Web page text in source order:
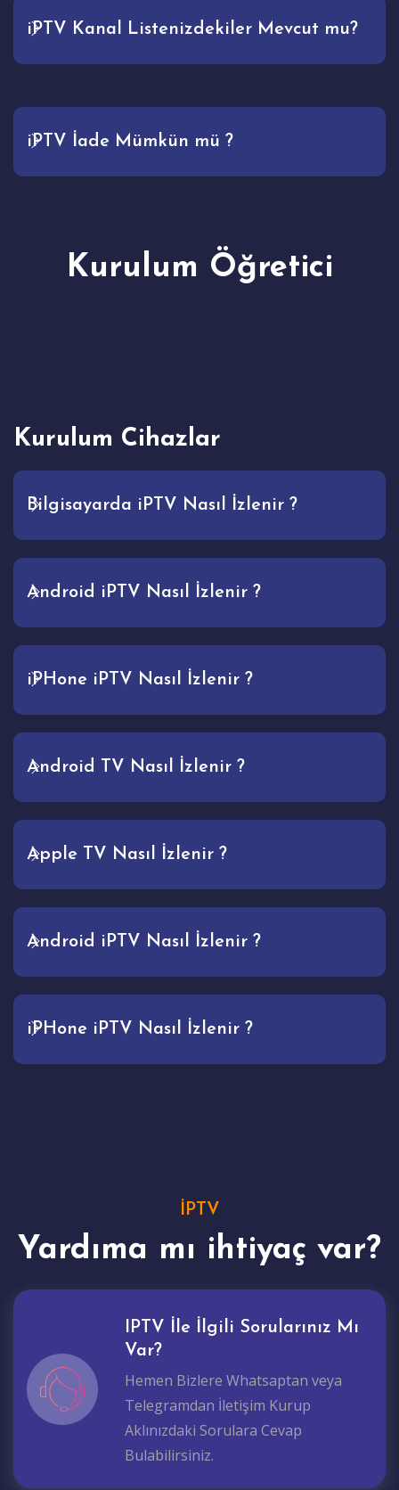
iPTV Kanal Listenizdekiler Mevcut mu?
iPTV İade Mümkün mü ?
Kurulum Öğretici
Kurulum Cihazlar
Bilgisayarda iPTV Nasıl İzlenir ?
Android iPTV Nasıl İzlenir ?
iPHone iPTV Nasıl İzlenir ?
Android TV Nasıl İzlenir ?
Apple TV Nasıl İzlenir ?
Android iPTV Nasıl İzlenir ?
iPHone iPTV Nasıl İzlenir ?
İPTV
Yardıma mı ihtiyaç var?
IPTV İle İlgili Sorularınız Mı
Var?
Hemen Bizlere Whatsaptan veya
Telegramdan İletişim Kurup
Aklınızdaki Sorulara Cevap
Bulabilirsiniz.